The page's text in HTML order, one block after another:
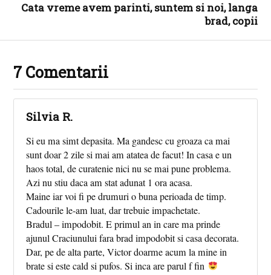
Cata vreme avem parinti, suntem si noi, langa
brad, copii
7 Comentarii
Silvia R.
Si eu ma simt depasita. Ma gandesc cu groaza ca mai
sunt doar 2 zile si mai am atatea de facut! In casa e un
haos total, de curatenie nici nu se mai pune problema.
Azi nu stiu daca am stat adunat 1 ora acasa.
Maine iar voi fi pe drumuri o buna perioada de timp.
Cadourile le-am luat, dar trebuie impachetate.
Bradul – impodobit. E primul an in care ma prinde
ajunul Craciunului fara brad impodobit si casa decorata.
Dar, pe de alta parte, Victor doarme acum la mine in
brate si este cald si pufos. Si inca are parul f fin